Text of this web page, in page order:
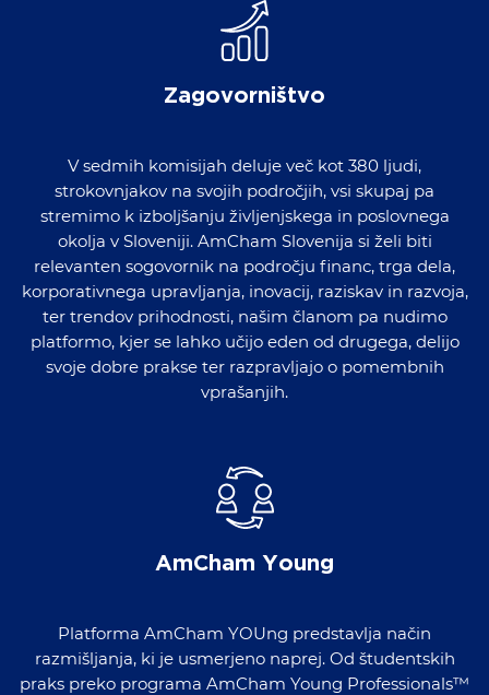
Zagovorništvo
V sedmih komisijah deluje več kot 380 ljudi,
strokovnjakov na svojih področjih, vsi skupaj pa
stremimo k izboljšanju življenjskega in poslovnega
okolja v Sloveniji. AmCham Slovenija si želi biti
relevanten sogovornik na področju financ, trga dela,
korporativnega upravljanja, inovacij, raziskav in razvoja,
ter trendov prihodnosti, našim članom pa nudimo
platformo, kjer se lahko učijo eden od drugega, delijo
svoje dobre prakse ter razpravljajo o pomembnih
vprašanjih.
AmCham Young
Platforma AmCham YOUng predstavlja način
razmišljanja, ki je usmerjeno naprej. Od študentskih
praks preko programa AmCham Young Professionals™